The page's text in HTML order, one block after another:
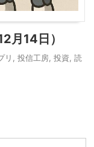
月14日）
リ 投信工房 投資 読